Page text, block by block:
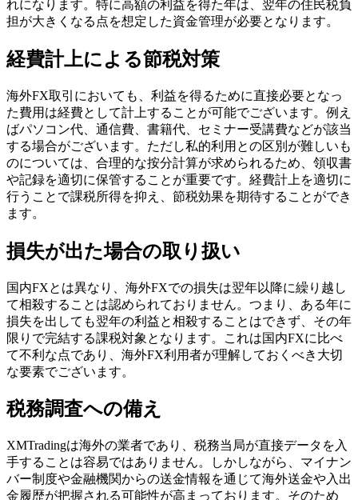
れになります。特に高額の利益を得た年は、翌年の住民税負
担が大きくなる点を想定した資金管理が必要となります。
経費計上による節税対策
海外FX取引においても、利益を得るために直接必要となっ
た費用は経費として計上することが可能でございます。例え
ばパソコン代、通信費、書籍代、セミナー受講費などが該当
する場合がございます。ただし私的利用との区別が難しいも
のについては、合理的な按分計算が求められるため、領収書
や記録を適切に保管することが重要です。経費計上を適切に
行うことで課税所得を抑え、節税効果を期待することができ
ます。
損失が出た場合の取り扱い
国内FXとは異なり、海外FXでの損失は翌年以降に繰り越し
て相殺することは認められておりません。つまり、ある年に
損失を出しても翌年の利益と相殺することはできず、その年
限りで完結する課税対象となります。これは国内FXに比べ
て不利な点であり、海外FX利用者が理解しておくべき大切
な要素でございます。
税務調査への備え
XMTradingは海外の業者であり、税務当局が直接データを入
手することは容易ではありません。しかしながら、マイナン
バー制度や金融機関からの送金情報を通じて海外送金や入出
金履歴が把握される可能性が高まっております。そのため